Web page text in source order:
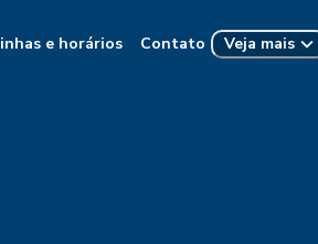
e horários Contato Veja mais